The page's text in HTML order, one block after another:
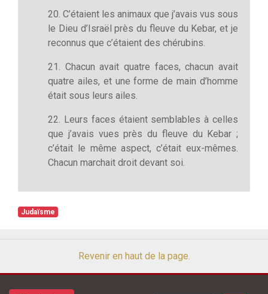
20. C’étaient les animaux que j’avais vus sous
le Dieu d’Israël près du fleuve du Kebar, et je
reconnus que c’étaient des chérubins.
21. Chacun avait quatre faces, chacun avait
quatre ailes, et une forme de main d’homme
était sous leurs ailes.
22. Leurs faces étaient semblables à celles
que j’avais vues près du fleuve du Kebar ;
c’était le même aspect, c’était eux-mêmes.
Chacun marchait droit devant soi.
Judaïsme
Revenir en haut de la page.